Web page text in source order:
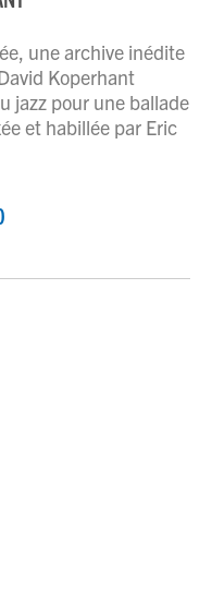
une archive inédite
Koperhant
jazz pour une ballade
et habillée par Eric